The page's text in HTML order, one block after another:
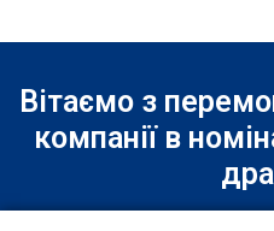
Вітаємо з
компанії в